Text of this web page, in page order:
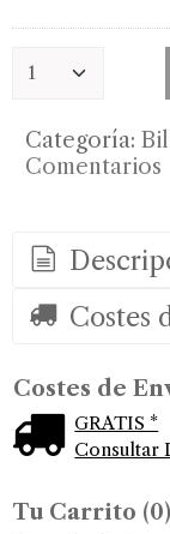
Costes de
GRATIS *
Consultar
Tu Carrito (0)
Categoría:
Comentarios
Costes